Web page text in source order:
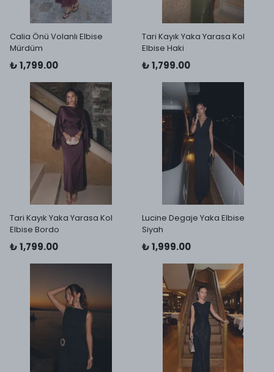
Calia Önü Volanlı Elbise
Mürdüm
₺ 1,799.00
Tari Kayık Yaka Yarasa Kol
Elbise Haki
₺ 1,799.00
Tari Kayık Yaka Yarasa Kol
Elbise Bordo
₺ 1,799.00
Lucine Degaje Yaka Elbise
Siyah
₺ 1,999.00